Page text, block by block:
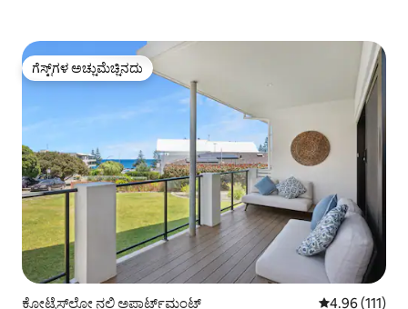
ಗೆಸ್ಟ್‌ಗಳ ಅಚ್ಚುಮೆಚ್ಚಿನದು
ಗೆಸ್ಟ್‌ಗಳ ಅಚ್ಚುಮೆಚ್ಚಿನದು
ಕೋಟ್ಟೆಸ್‌ಲೋ ನಲ್ಲಿ ಅಪಾರ್ಟ್‌ಮಂಟ್ 5 ರಲ್ಲಿ 4.96
4.96 (111)